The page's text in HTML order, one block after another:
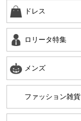
ドレス
ロリータ特集
メンズ
ファッション雑貨